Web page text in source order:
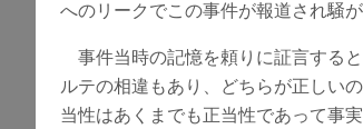
へのリークでこの事件が報道され騒
事件当時の記憶を頼りに証言する
ルテの相違もあり、どちらが正しい
当性はあくまでも正当性であって事